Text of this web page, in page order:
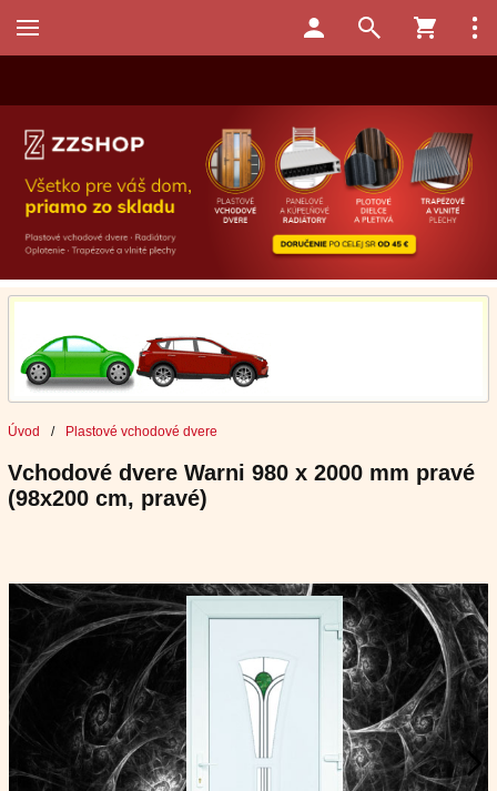
Úvod / Plastové vchodové dvere
Vchodové dvere Warni 980 x 2000 mm pravé
(98x200 cm, pravé)